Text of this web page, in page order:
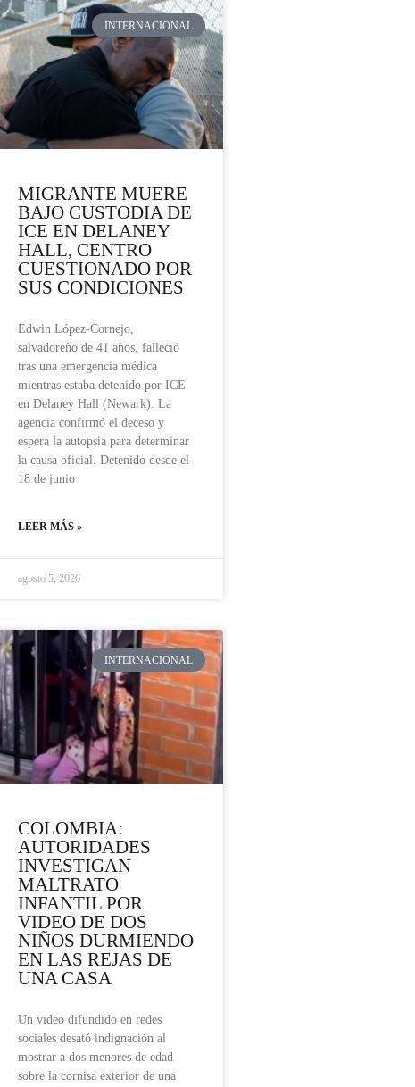
INTERNACIONAL
MIGRANTE MUERE
BAJO CUSTODIA DE
ICE EN DELANEY
HALL, CENTRO
CUESTIONADO POR
SUS CONDICIONES
Edwin López-Cornejo,
salvadoreño de 41 años, falleció
tras una emergencia médica
mientras estaba detenido por ICE
en Delaney Hall (Newark). La
agencia confirmó el deceso y
espera la autopsia para determinar
la causa oficial. Detenido desde el
18 de junio
LEER MÁS »
agosto 5, 2026
INTERNACIONAL
COLOMBIA:
AUTORIDADES
INVESTIGAN
MALTRATO
INFANTIL POR
VIDEO DE DOS
NIÑOS DURMIENDO
EN LAS REJAS DE
UNA CASA
Un video difundido en redes
sociales desató indignación al
mostrar a dos menores de edad
sobre la cornisa exterior de una